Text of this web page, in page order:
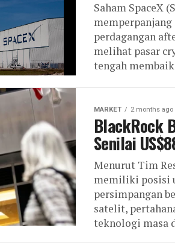
Saham SpaceX
perdagangan
melihat pasar
tengah
MARKET 2 months ago
BlackRock
Senilai
Menurut Tim
memiliki posisi
persimpangan
satelit,
teknologi masa